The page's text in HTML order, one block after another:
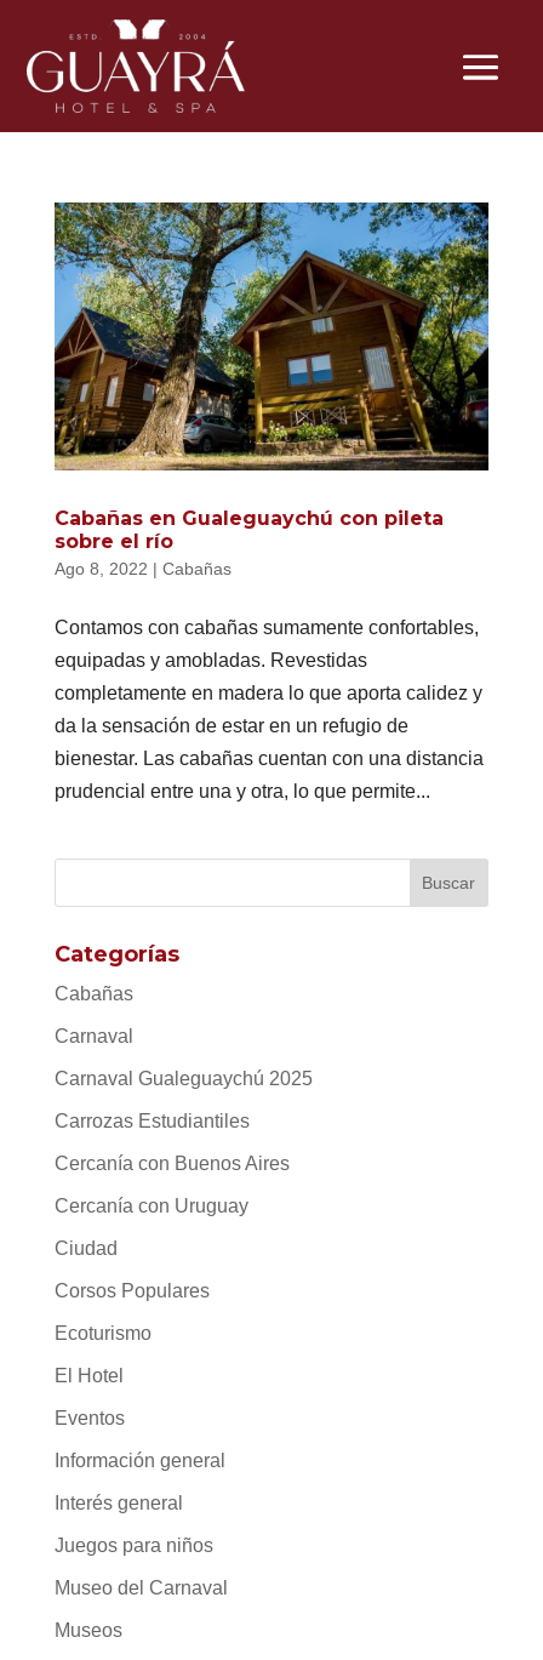
Cabañas en Gualeguaychú con pileta
sobre el río
Ago 8, 2022 | Cabañas
Contamos con cabañas sumamente confortables,
equipadas y amobladas. Revestidas
completamente en madera lo que aporta calidez y
da la sensación de estar en un refugio de
bienestar. Las cabañas cuentan con una distancia
prudencial entre una y otra, lo que permite...
Categorías
Cabañas
Carnaval
Carnaval Gualeguaychú 2025
Carrozas Estudiantiles
Cercanía con Buenos Aires
Cercanía con Uruguay
Ciudad
Corsos Populares
Ecoturismo
El Hotel
Eventos
Información general
Interés general
Juegos para niños
Museo del Carnaval
Museos